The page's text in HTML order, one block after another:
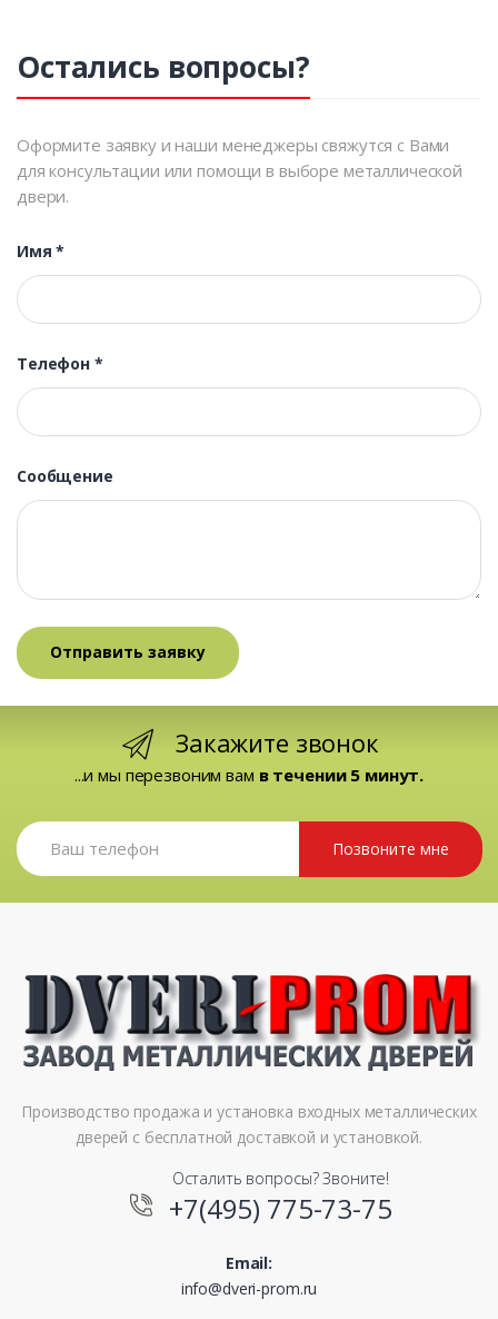
Остались вопросы?
Оформите заявку и наши менеджеры свяжутся с Вами
для консультации или помощи в выборе металлической
двери.
Имя*
Телефон *
Сообщение
Закажите звонок
...и мы перезвоним вам в течении 5 минут.
Позвоните мне
Производство продажа и установка входных металлических
дверей с бесплатной доставкой и установкой.
Осталить вопросы? Звоните!
+7(495) 775-73-75
Email:
info@dveri-prom.ru